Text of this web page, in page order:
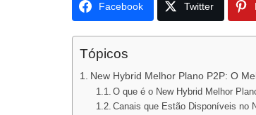
Facebook Twitter
Tópicos
New Hybrid Melhor Plano P2P: O
O que é o New Hybrid Melhor
Canais que Estão Disponíveis no